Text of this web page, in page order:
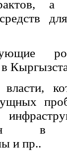
а
в
в
и пр..